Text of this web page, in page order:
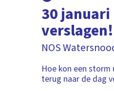
30 januari
NOS
Hoe kon een
terug naar de dag